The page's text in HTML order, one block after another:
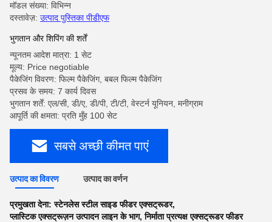
मॉडल संख्या: विभिन्न
दस्तावेज़: उत्पाद पुस्तिका पीडीएफ
भुगतान और शिपिंग की शर्तें
न्यूनतम आदेश मात्रा: 1 सेट
मूल्य: Price negotiable
पैकेजिंग विवरण: फिल्म पैकेजिंग, बबल फिल्म पैकेजिंग
प्रसव के समय: 7 कार्य दिवस
भुगतान शर्तें: एल/सी, डी/ए, डी/पी, टी/टी, वेस्टर्न यूनियन, मनीग्राम
आपूर्ति की क्षमता: प्रति मुँह 100 सेट
सबसे अच्छी कीमत पाएं
उत्पाद का विवरण उत्पाद का वर्णन
प्रमुखता देना:स्टेनलेस स्टील साइड फीडर एक्सट्रूडर,
प्लास्टिक एक्सट्रूज़न उत्पादन लाइन के भाग,निर्माता प्रत्यक्ष एक्सट्रूडर फीडर